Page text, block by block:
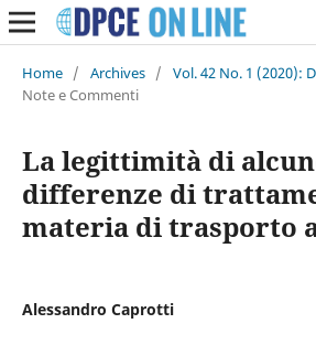
Home / Archives / Vol. 42 No. 1 (2020):
Note e Commenti
La legittimità di
differenze di
materia di trasporto
Alessandro Caprotti